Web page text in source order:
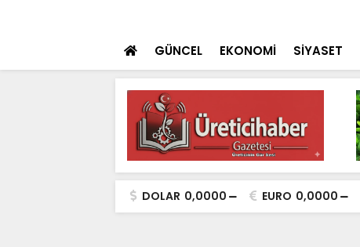
GÜNCEL EKONOMİ SİYASET
DOLAR 0,0000 EURO 0,0000